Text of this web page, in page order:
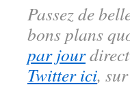
Passez de
bons plans
par jour
Twitter ici, sur